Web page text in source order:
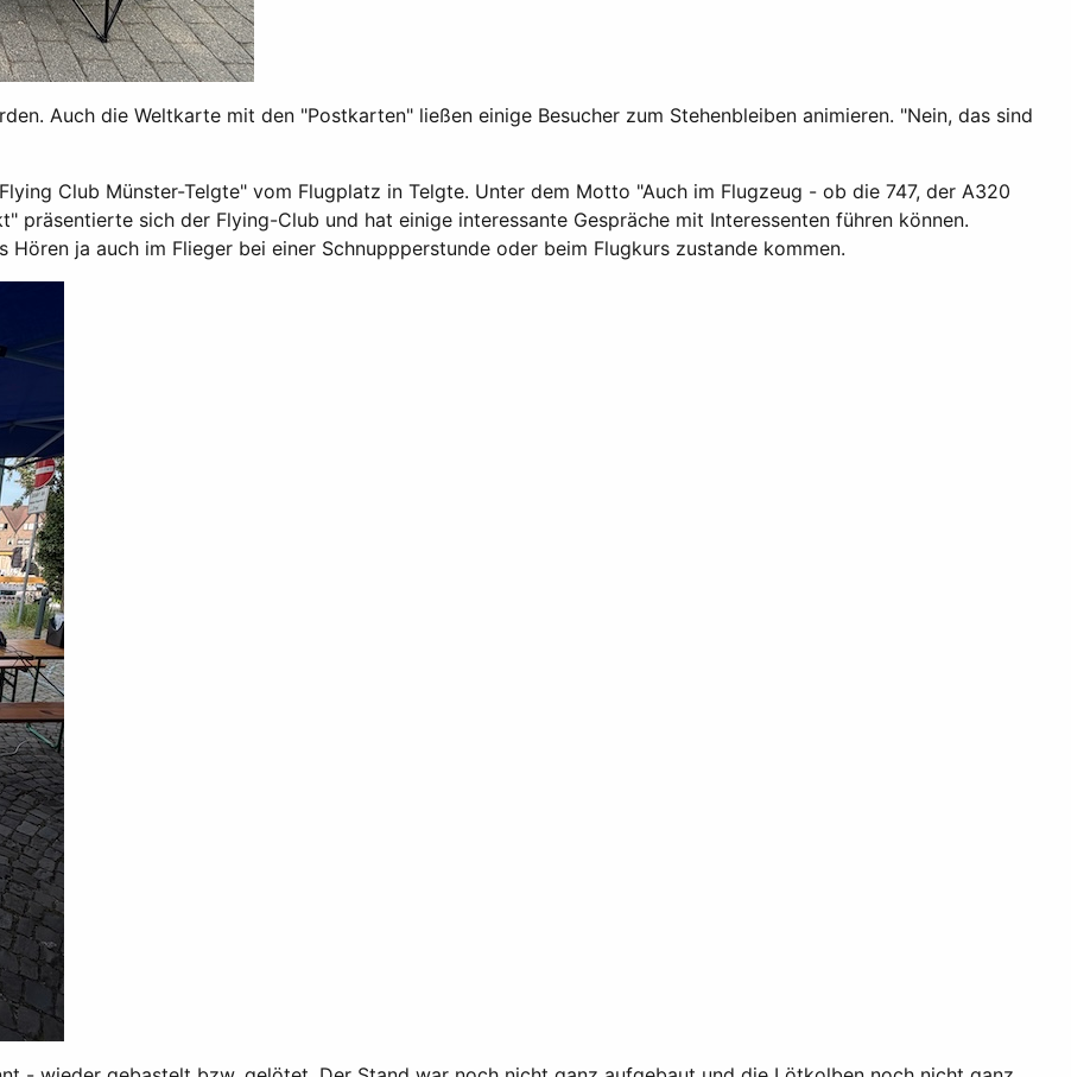
Auch die Weltkarte mit den "Postkarten" ließen einige Besucher zum Stehenbleiben animieren. "Nein, das sind
Club Münster-Telgte" vom Flugplatz in Telgte. Unter dem Motto "Auch im Flugzeug - ob die 747, der A320
präsentierte sich der Flying-Club und hat einige interessante Gespräche mit Interessenten führen können.
ja auch im Flieger bei einer Schnuppperstunde oder beim Flugkurs zustande kommen.